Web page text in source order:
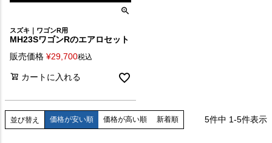
スズキ｜ワゴンR用
MH23SワゴンRのエアロセット
販売価格 ¥29,700税込
カートに入れる
並び替え 価格が安い順 価格が高い順 新着順 5件中 1-5件表示